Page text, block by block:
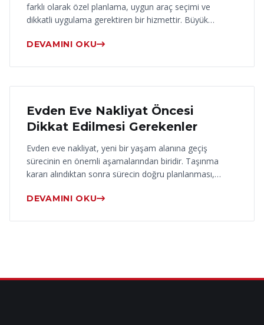
farklı olarak özel planlama, uygun araç seçimi ve
dikkatli uygulama gerektiren bir hizmettir. Büyük…
DEVAMINI OKU
16 Haziran 2026
Evden Eve Nakliyat Öncesi
Dikkat Edilmesi Gerekenler
Evden eve nakliyat, yeni bir yaşam alanına geçiş
sürecinin en önemli aşamalarından biridir. Taşınma
kararı alındıktan sonra sürecin doğru planlanması,…
DEVAMINI OKU